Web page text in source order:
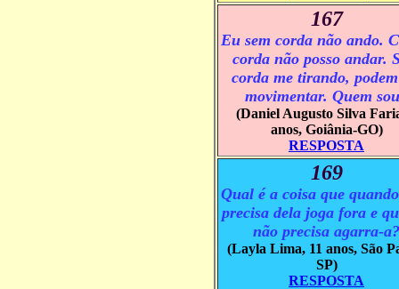
167
Eu sem corda não ando.
corda não posso andar.
corda me tirando,
movimentar. Quem
(Daniel Augusto Silva
anos, Goiânia-GO)
RESPOSTA
169
Qual é a coisa que
precisa dela joga fora e
não precisa agarra-a?
(Layla Lima, 11 anos, São
SP)
RESPOSTA